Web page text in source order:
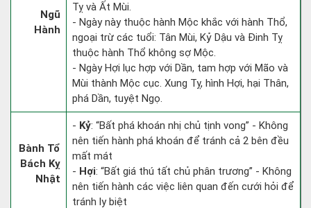
Ngũ
Hành
Tỵ và Ất Mùi.
- Ngày này thuộc hành Mộc khắc với hành Thổ,
ngoại trừ các tuổi: Tân Mùi, Kỷ Dậu và Đinh Tỵ
thuộc hành Thổ không sợ Mộc.
- Ngày Hợi lục hợp với Dần, tam hợp với Mão và
Mùi thành Mộc cục. Xung Tỵ, hình Hợi, hại Thân,
phá Dần, tuyệt Ngọ.
Bành Tổ
Bách Kỵ
Nhật
- Kỷ: “Bất phá khoán nhị chủ tịnh vong” - Không
nên tiến hành phá khoán để tránh cả 2 bên đều
mất mát
- Hợi: “Bất giá thú tất chủ phân trương” - Không
nên tiến hành các việc liên quan đến cưới hỏi để
tránh ly biệt